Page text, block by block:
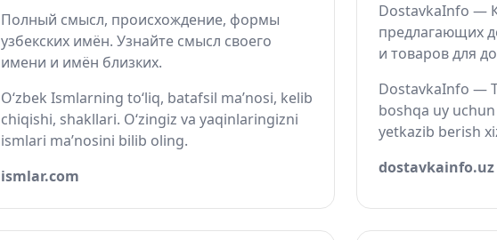
Полный смысл, происхождение, формы
узбекских имён. Узнайте смысл своего
имени и имён близких.
O‘zbek Ismlarning to‘liq, batafsil ma’nosi, kelib
chiqishi, shakllari. O‘zingiz va yaqinlaringizni
ismlari ma’nosini bilib oling.
ismlar.com
DostavkaInfo —
предлагающих
и товаров для
DostavkaInfo —
boshqa uy
yetkazib berish
dostavkainfo.uz